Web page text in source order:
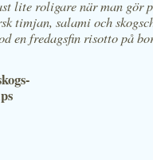
lite roligare när man gör
timjan, salami och
en fredagsfin risotto på